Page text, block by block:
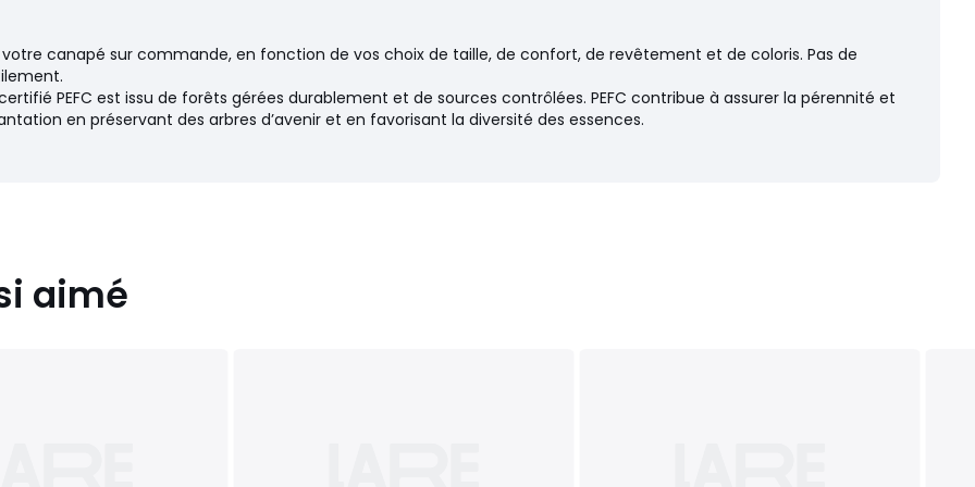
de ouate polyester
intense. Le sens des
canapé sur commande, en fonction de vos choix de taille, de confort, de revêtement et de coloris. Pas de
PEFC est issu de forêts gérées durablement et de sources contrôlées. PEFC contribue à assurer la pérennité et
en préservant des arbres d’avenir et en favorisant la diversité des essences.
aimé